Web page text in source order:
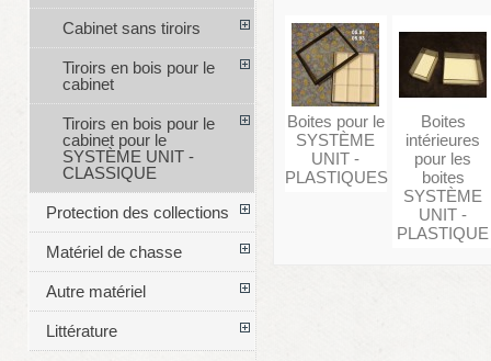
Boites pour le
SYSTÈME
UNIT -
PLASTIQUES
Boites
intérieures
pour les
boites
SYSTÈME
UNIT -
PLASTIQUE
Cabinet sans tiroirs
Tiroirs en bois pour le
cabinet
Tiroirs en bois pour le
cabinet pour le
SYSTÈME UNIT -
CLASSIQUE
Protection des collections
Matériel de chasse
Autre matériel
Littérature